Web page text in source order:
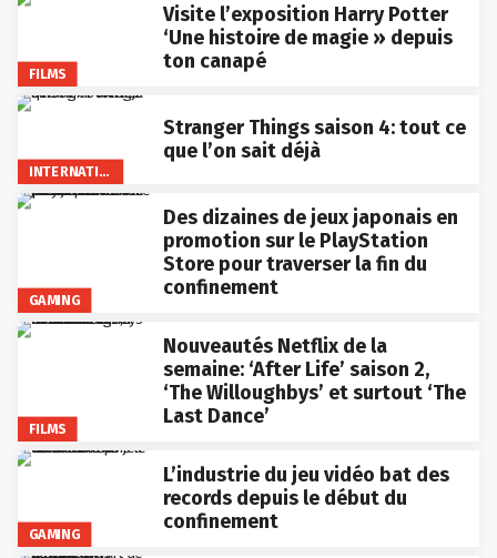
FILMS
Visite l’exposition Harry Potter
‘Une histoire de magie » depuis
ton canapé
INTERNATIONAL
Stranger Things saison 4: tout ce
que l’on sait déjà
GAMING
Des dizaines de jeux japonais en
promotion sur le PlayStation
Store pour traverser la fin du
confinement
FILMS
Nouveautés Netflix de la
semaine: ‘After Life’ saison 2,
‘The Willoughbys’ et surtout ‘The
Last Dance’
GAMING
L’industrie du jeu vidéo bat des
records depuis le début du
confinement